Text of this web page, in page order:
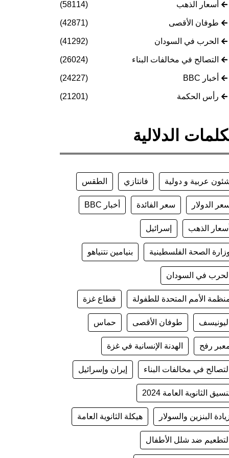
أسعار الذهب (58114)
طوفان الأقصى (42871)
الحرب في السودان (41292)
التصالح في مخالفات البناء (26024)
أخبار BBC (24227)
رأس الحكمة (21201)
الدلالية
عربية و دولية فانتازي الطقس
الدولار سعر الفائدة أخبار BBC
أسعار الذهب إسرائيل
الصحة الفلسطينية بنيامين نتنياهو
الحرب في السودان
الأمم المتحدة للطفولة قطاع غزة
اليونيسف طوفان الأقصى حماس
رفح الهدنة الإنسانية في غزة
التصالح في مخالفات البناء إيران وإسرائيل
الثانوية العامة 2024
البنزين والسولار هيكلة الثانوية العامة
التطعيم ضد شلل الأطفال